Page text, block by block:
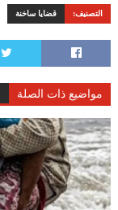
التصنيف: قضايا ساخنة
مواضيع ذات الصلة